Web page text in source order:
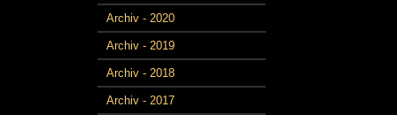
Archiv - 2020
Archiv - 2019
Archiv - 2018
Archiv - 2017